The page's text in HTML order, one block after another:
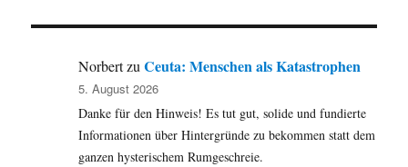
„Ältester“
heute
…
dazu
ein
paar
NorbertzuCeuta: Menschen als Katastrophen
5. August 2026
Danke für den Hinweis! Es tut gut, solide und fundierte
Informationen über Hintergründe zu bekommen statt dem
ganzen hysterischem Rumgeschreie.